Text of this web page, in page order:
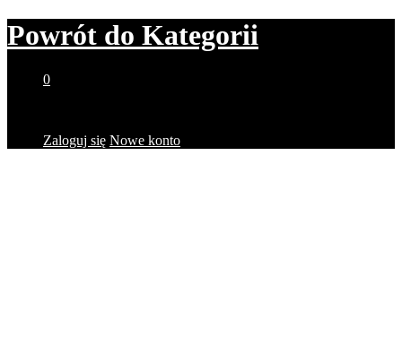
Powrót do Kategorii
0
Zaloguj się Nowe konto